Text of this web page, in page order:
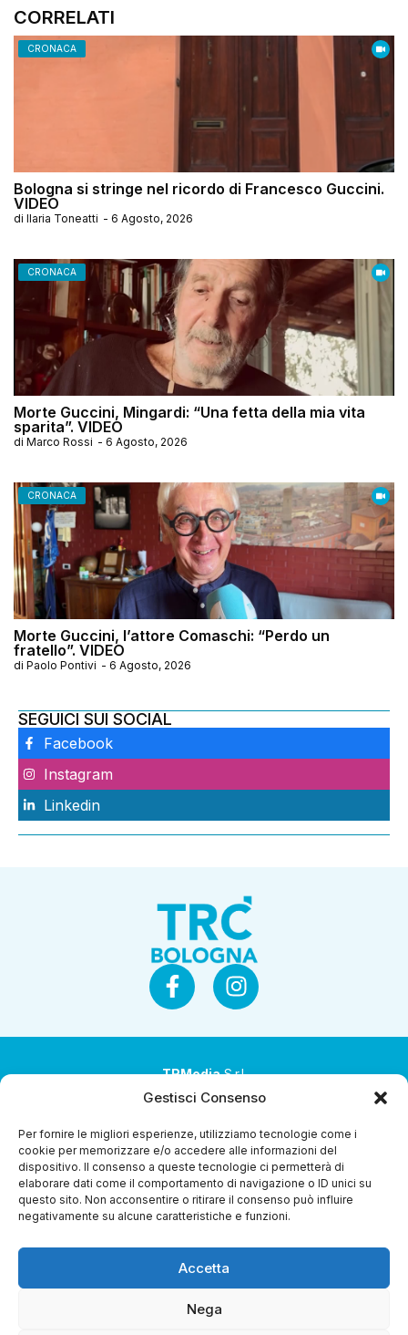
Gestisci Consenso
Per fornire le migliori esperienze, utilizziamo tecnologie come i
cookie per memorizzare e/o accedere alle informazioni del
dispositivo. Il consenso a queste tecnologie ci permetterà di
elaborare dati come il comportamento di navigazione o ID unici su
questo sito. Non acconsentire o ritirare il consenso può influire
negativamente su alcune caratteristiche e funzioni.
Accetta
Nega
CORRELATI
CRONACA
Bologna si stringe nel ricordo di Francesco Guccini.
VIDEO
di Ilaria Toneatti - 6 Agosto, 2026
CRONACA
Morte Guccini, Mingardi: “Una fetta della mia vita
sparita”. VIDEO
di Marco Rossi - 6 Agosto, 2026
CRONACA
Morte Guccini, l’attore Comaschi: “Perdo un
fratello”. VIDEO
di Paolo Pontivi - 6 Agosto, 2026
SEGUICI SUI SOCIAL
Facebook
Instagram
Linkedin
TRMediaS.r.l.
Società a socio unico
Società sottoposta ad attività di direzione e
coordinamento da parte di Coop Alleanza 3.0 Soc. Coop.
Sede legale: via Ragazzi del ’99 nr. 51 42124 Reggio Emilia
(RE)
Capitale sociale € 1.040.000 i.v.
Diretta Streaming